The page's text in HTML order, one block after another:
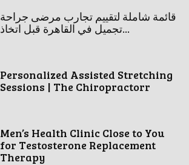
قائمة شاملة لتقييم تجارب مرضى جراحة
تجميل في القاهرة قبل اتخاذ...
Personalized Assisted Stretching
Sessions | The Chiropractorr
Men’s Health Clinic Close to You
for Testosterone Replacement
Therapy